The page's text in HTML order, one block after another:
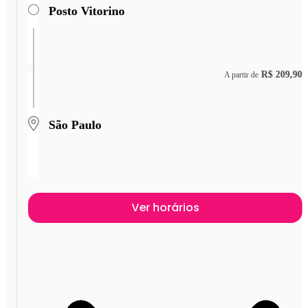
Posto Vitorino
São Paulo
A partir de R$ 209,90
Ver horários